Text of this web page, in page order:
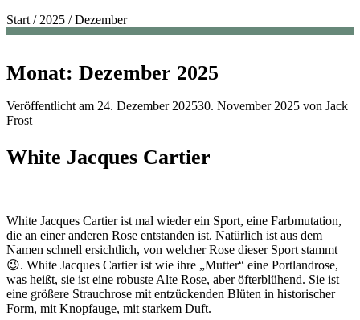
Start / 2025 /Dezember
Monat: Dezember 2025
Veröffentlicht am 24. Dezember 202530. November 2025 von Jack
Frost
White Jacques Cartier
White Jacques Cartier ist mal wieder ein Sport, eine Farbmutation,
die an einer anderen Rose entstanden ist. Natürlich ist aus dem
Namen schnell ersichtlich, von welcher Rose dieser Sport stammt
😉. White Jacques Cartier ist wie ihre „Mutter“ eine Portlandrose,
was heißt, sie ist eine robuste Alte Rose, aber öfterblühend. Sie ist
eine größere Strauchrose mit entzückenden Blüten in historischer
Form, mit Knopfauge, mit starkem Duft.